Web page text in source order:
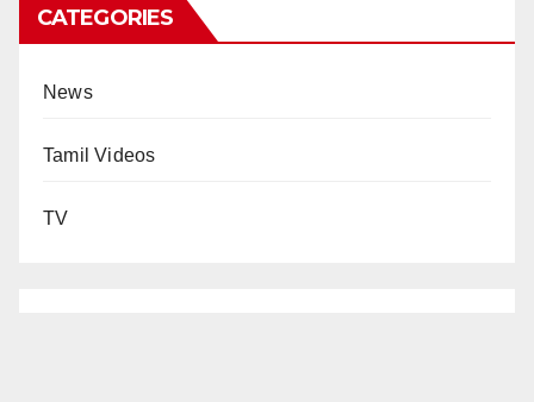
CATEGORIES
News
Tamil Videos
TV